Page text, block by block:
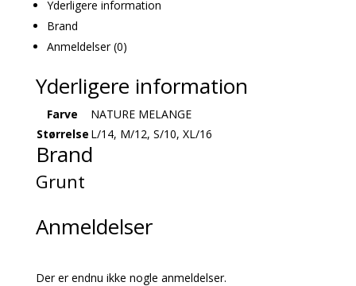
Yderligere information
Brand
Anmeldelser (0)
Yderligere information
Farve
NATURE MELANGE
Størrelse L/14, M/12, S/10, XL/16
Brand
Grunt
Anmeldelser
Der er endnu ikke nogle anmeldelser.